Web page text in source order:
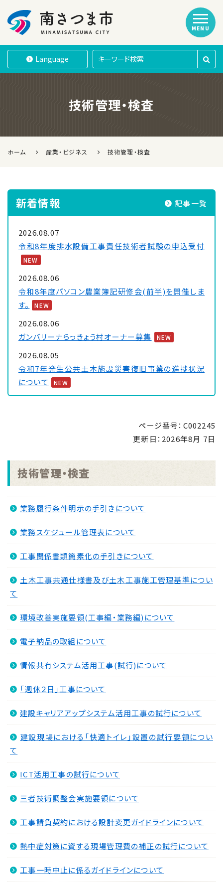
南さつま市
Language
MENU
技術管理・検査
ホーム 産業・ビジネス 技術管理・検査
新着情報 記事一覧
2026.08.07
令和8年度排水設備工事責任技術者試験の申込受付
NEW
2026.08.06
令和8年度パソコン農業簿記研修会(前半)を開催しま
す。
NEW
2026.08.06
ガンバリーナらっきょう村オーナー募集
NEW
2026.08.05
令和7年発生公共土木施設災害復旧事業の進捗状況
について
NEW
■条件付一般競争入札(総合評価方式) 8月24日入
(開)札分 NEW
2026.07.31
NEW
2026.07.31
■条件付一般競争入札(入札公告) 8月21日入(開)
2026.07.30
求人情報誌（ハローワーク加世田より＿令和8年7月
2026.07.27
【入札結果】「情報セキュリティ外部監査業務委託」に
係る一般競争入札結果について
ページ番号：C002245
更新日： 2026年8月 7日
技術管理・検査
業務履行条件明示の手引きについて
業務スケジュール管理表について
工事関係書類簡素化の手引きについて
土木工事共通仕様書及び土木工事施工管理基準につい
て
環境改善実施要領(工事編・業務編)について
電子納品の取組について
情報共有システム活用工事(試行)について
「週休２日」工事について
建設キャリアアップシステム活用工事の試行について
建設現場における「快適トイレ」設置の試行要領につい
て
ICT活用工事の試行について
三者技術調整会実施要領について
工事請負契約における設計変更ガイドラインについて
熱中症対策に資する現場管理費の補正の試行について
工事一時中止に係るガイドラインについて